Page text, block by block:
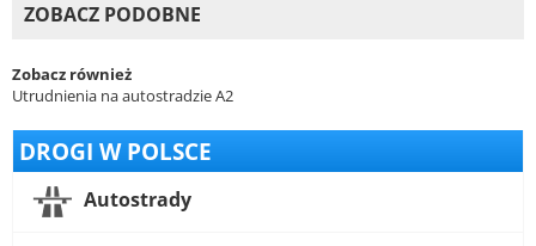
ZOBACZ PODOBNE
Zobacz również
Utrudnienia na autostradzie A2
DROGI W POLSCE
Autostrady